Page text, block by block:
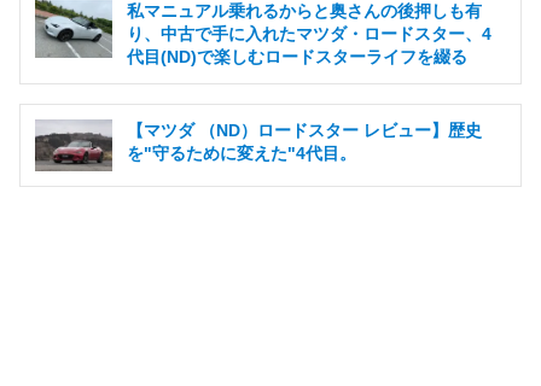
私マニュアル乗れるからと奥さんの後押しも有
り、中古で手に入れたマツダ・ロードスター、4
代目(ND)で楽しむロードスターライフを綴る
【マツダ （ND）ロードスター レビュー】歴史
を"守るために変えた"4代目。